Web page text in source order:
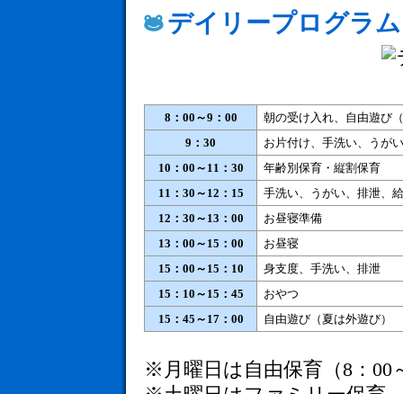
デイリープログラム
8：00～9：00
朝の受け入れ、自由遊び
9：30
お片付け、手洗い、うが
10：00～11：30
年齢別保育・縦割保育
11：30～12：15
手洗い、うがい、排泄、
12：30～13：00
お昼寝準備
13：00～15：00
お昼寝
15：00～15：10
身支度、手洗い、排泄
15：10～15：45
おやつ
15：45～17：00
自由遊び（夏は外遊び）
※月曜日は自由保育（8：00